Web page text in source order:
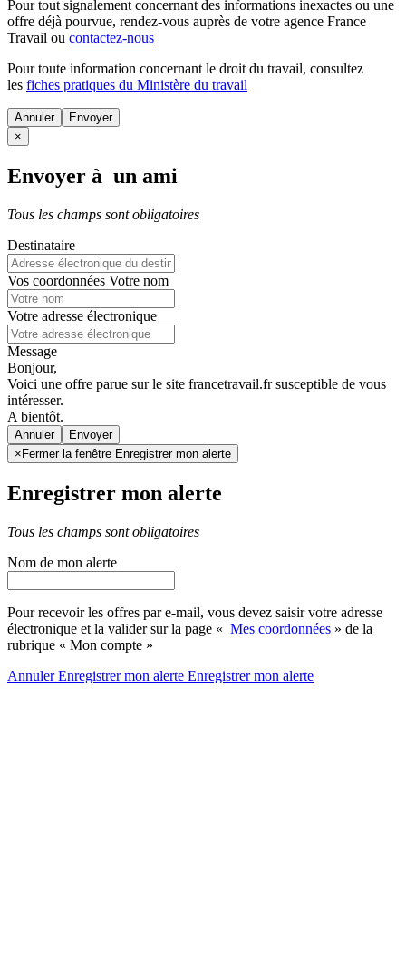
Pour tout signalement concernant des informations inexactes ou une
offre déjà pourvue, rendez-vous auprès de votre agence France
Travail ou contactez-nous
Pour toute information concernant le droit du travail, consultez
les fiches pratiques du Ministère du travail
Annuler
×
Envoyer à un ami
Tous les champs sont obligatoires
Destinataire
Vos coordonnées Votre nom
Votre adresse électronique
Message
Bonjour,
Voici une offre parue sur le site francetravail.fr susceptible de vous
intéresser.
A bientôt.
Annuler
× Fermer la fenêtre Enregistrer mon alerte
Enregistrer mon alerte
Tous les champs sont obligatoires
Nom de mon alerte
Pour recevoir les offres par e-mail, vous devez saisir votre adresse
électronique et la valider sur la page « Mes coordonnées » de la
rubrique « Mon compte »
AnnulerEnregistrer mon alerte Enregistrermon alerte